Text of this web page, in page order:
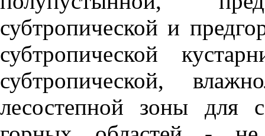
субтропической и
субтропической
субтропической,
лесостепной зоны для